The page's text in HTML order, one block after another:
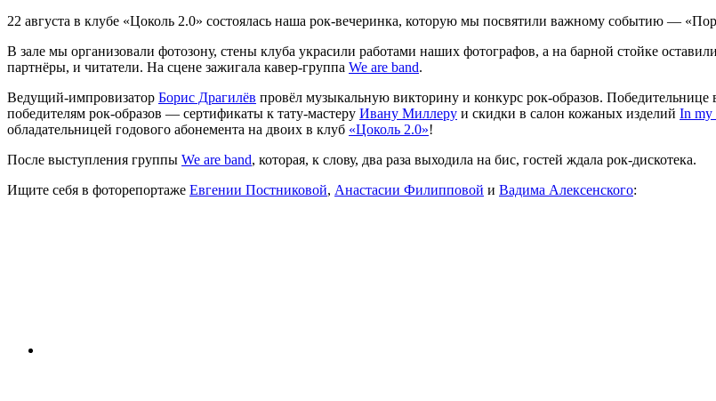
22 августа в клубе «Цоколь 2.0» состоялась наша рок-вечеринка, которую мы посвятили важному событию —
В зале мы организовали фотозону, стены клуба украсили работами наших фотографов, а на барной стойке
партнёры, и читатели. На сцене зажигала кавер-группа We are band.
Ведущий-импровизатор Борис Драгилёв провёл музыкальную викторину и конкурс рок-образов.
победителям рок-образов — сертификаты к тату-мастеру Ивану Миллеру и скидки в салон кожаных изделий In my
обладательницей годового абонемента на двоих в клуб «Цоколь 2.0»!
После выступления группы We are band, которая, к слову, два раза выходила на бис, гостей ждала рок-дискотека.
Ищите себя в фоторепортаже Евгении Постниковой, Анастасии Филипповой и Вадима Алексенского: